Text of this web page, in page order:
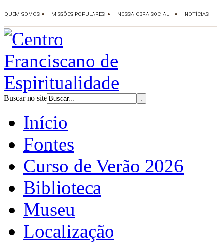
Buscar no site
Início
Fontes
Curso de Verão 2026
Biblioteca
Museu
Localização